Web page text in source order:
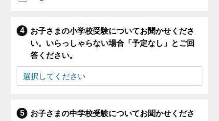
お子さまの小学校受験についてお聞かせくださ
い。いらっしゃらない場合「予定なし」とご回
答ください。
お子さまの中学校受験についてお聞かせくださ